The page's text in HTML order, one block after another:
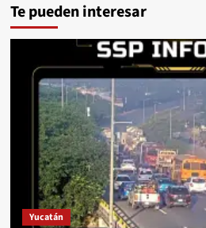
Te pueden interesar
Yucatán